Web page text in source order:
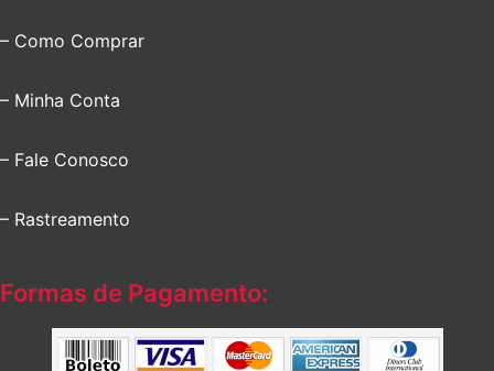
– Como Comprar
– Minha Conta
– Fale Conosco
– Rastreamento
Formas de Pagamento: